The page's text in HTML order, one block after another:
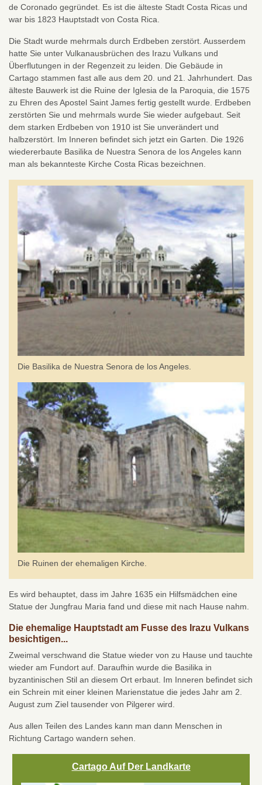
de Coronado gegründet. Es ist die älteste Stadt Costa Ricas und
war bis 1823 Hauptstadt von Costa Rica.
Die Stadt wurde mehrmals durch Erdbeben zerstört. Ausserdem
hatte Sie unter Vulkanausbrüchen des Irazu Vulkans und
Überflutungen in der Regenzeit zu leiden. Die Gebäude in
Cartago stammen fast alle aus dem 20. und 21. Jahrhundert. Das
älteste Bauwerk ist die Ruine der Iglesia de la Paroquia, die 1575
zu Ehren des Apostel Saint James fertig gestellt wurde. Erdbeben
zerstörten Sie und mehrmals wurde Sie wieder aufgebaut. Seit
dem starken Erdbeben von 1910 ist Sie unverändert und
halbzerstört. Im Inneren befindet sich jetzt ein Garten. Die 1926
wiedererbaute Basilika de Nuestra Senora de los Angeles kann
man als bekannteste Kirche Costa Ricas bezeichnen.
Die Basilika de Nuestra Senora de los Angeles.
Die Ruinen der ehemaligen Kirche.
Es wird behauptet, dass im Jahre 1635 ein Hilfsmädchen eine
Statue der Jungfrau Maria fand und diese mit nach Hause nahm.
Die ehemalige Hauptstadt am Fusse des Irazu Vulkans
besichtigen...
Zweimal verschwand die Statue wieder von zu Hause und tauchte
wieder am Fundort auf. Daraufhin wurde die Basilika in
byzantinischen Stil an diesem Ort erbaut. Im Inneren befindet sich
ein Schrein mit einer kleinen Marienstatue die jedes Jahr am 2.
August zum Ziel tausender von Pilgerer wird.
Aus allen Teilen des Landes kann man dann Menschen in
Richtung Cartago wandern sehen.
Cartago Auf Der Landkarte